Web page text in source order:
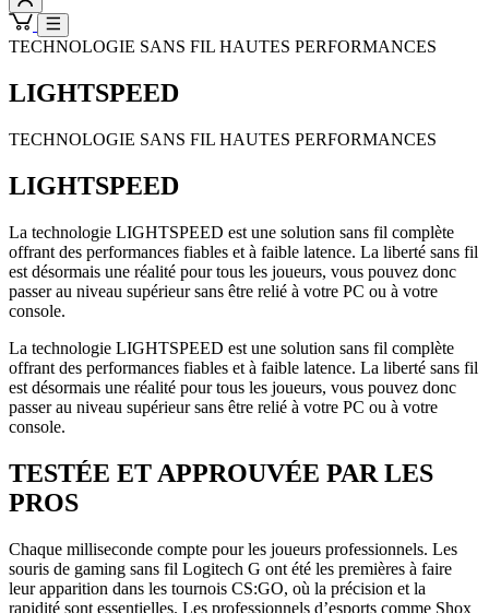
TECHNOLOGIE SANS FIL HAUTES PERFORMANCES
LIGHTSPEED
TECHNOLOGIE SANS FIL HAUTES PERFORMANCES
LIGHTSPEED
La technologie LIGHTSPEED est une solution sans fil complète
offrant des performances fiables et à faible latence. La liberté sans fil
est désormais une réalité pour tous les joueurs, vous pouvez donc
passer au niveau supérieur sans être relié à votre PC ou à votre
console.
La technologie LIGHTSPEED est une solution sans fil complète
offrant des performances fiables et à faible latence. La liberté sans fil
est désormais une réalité pour tous les joueurs, vous pouvez donc
passer au niveau supérieur sans être relié à votre PC ou à votre
console.
TESTÉE ET APPROUVÉE PAR LES
PROS
Chaque milliseconde compte pour les joueurs professionnels. Les
souris de gaming sans fil Logitech G ont été les premières à faire
leur apparition dans les tournois CS:GO, où la précision et la
rapidité sont essentielles. Les professionnels d’esports comme Shox